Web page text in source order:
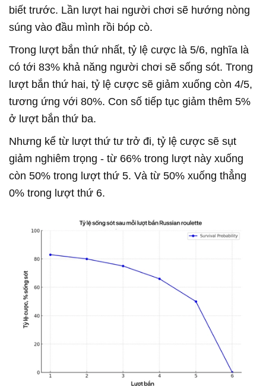
biết trước. Lần lượt hai người chơi sẽ hướng nòng
súng vào đầu mình rồi bóp cò.
Trong lượt bắn thứ nhất, tỷ lệ cược là 5/6, nghĩa là
có tới 83% khả năng người chơi sẽ sống sót. Trong
lượt bắn thứ hai, tỷ lệ cược sẽ giảm xuống còn 4/5,
tương ứng với 80%. Con số tiếp tục giảm thêm 5%
ở lượt bắn thứ ba.
Nhưng kể từ lượt thứ tư trở đi, tỷ lệ cược sẽ sụt
giảm nghiêm trọng - từ 66% trong lượt này xuống
còn 50% trong lượt thứ 5. Và từ 50% xuống thẳng
0% trong lượt thứ 6.